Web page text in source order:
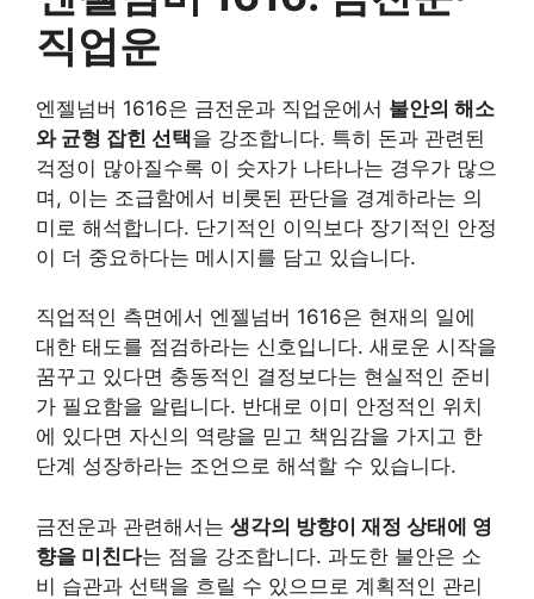
직업운
엔젤넘버 1616은 금전운과 직업운에서 불안의 해소
와 균형 잡힌 선택을 강조합니다. 특히 돈과 관련된
걱정이 많아질수록 이 숫자가 나타나는 경우가 많으
며, 이는 조급함에서 비롯된 판단을 경계하라는 의
미로 해석합니다. 단기적인 이익보다 장기적인 안정
이 더 중요하다는 메시지를 담고 있습니다.
직업적인 측면에서 엔젤넘버 1616은 현재의 일에
대한 태도를 점검하라는 신호입니다. 새로운 시작을
꿈꾸고 있다면 충동적인 결정보다는 현실적인 준비
가 필요함을 알립니다. 반대로 이미 안정적인 위치
에 있다면 자신의 역량을 믿고 책임감을 가지고 한
단계 성장하라는 조언으로 해석할 수 있습니다.
금전운과 관련해서는 생각의 방향이 재정 상태에 영
향을 미친다는 점을 강조합니다. 과도한 불안은 소
비 습관과 선택을 흐릴 수 있으므로 계획적인 관리